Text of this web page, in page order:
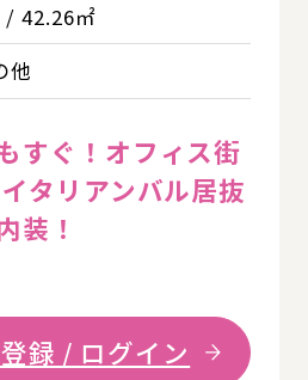
/ 42.26㎡
他
すぐ！オフィス街
タリアンバル居抜
装！
録 / ログイン